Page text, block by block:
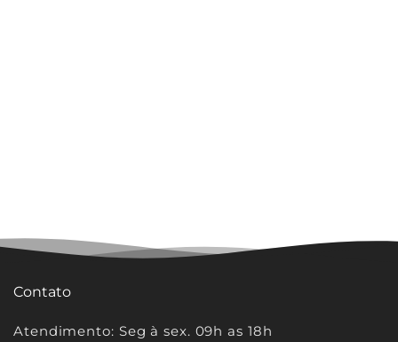
Contato
Atendimento: Seg à sex. 09h as 18h